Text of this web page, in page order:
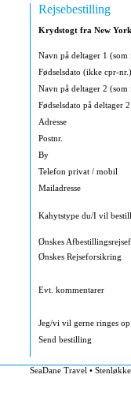
Rejsebestilling
Krydstogt fra New York
Navn på deltager 1 (som
Fødselsdato (ikke cpr-nr.)
Navn på deltager 2 (som
Fødselsdato på deltager
Adresse
Postnr.
By
Telefon privat / mobil
Mailadresse
Kahytstype du/I vil
Ønskes
Ønskes Rejseforsikring
Evt. kommentarer
Jeg/vi vil gerne ringes op
Send bestilling
SeaDane Travel •